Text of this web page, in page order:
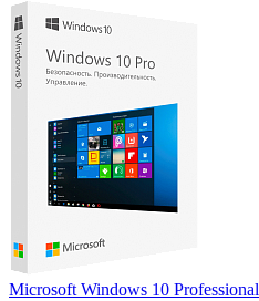
Microsoft Windows 10 Professional